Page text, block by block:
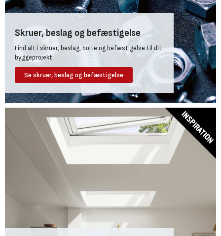
Skruer, beslag og befæstigelse
Find alt i skruer, beslag, bolte og befæstigelse til dit
byggeprojekt.
Se skruer, beslag og befæstigelse